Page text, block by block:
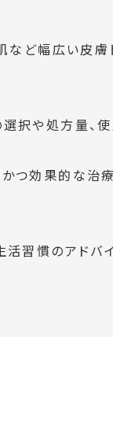
など幅広い皮膚
択や処方量、
つ効果的な治
活習慣のアドバ